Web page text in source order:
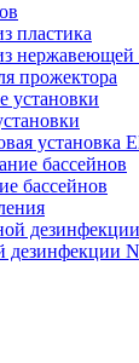
пластика
нержавеющей
прожектора
установка
бассейнов
дезинфекции